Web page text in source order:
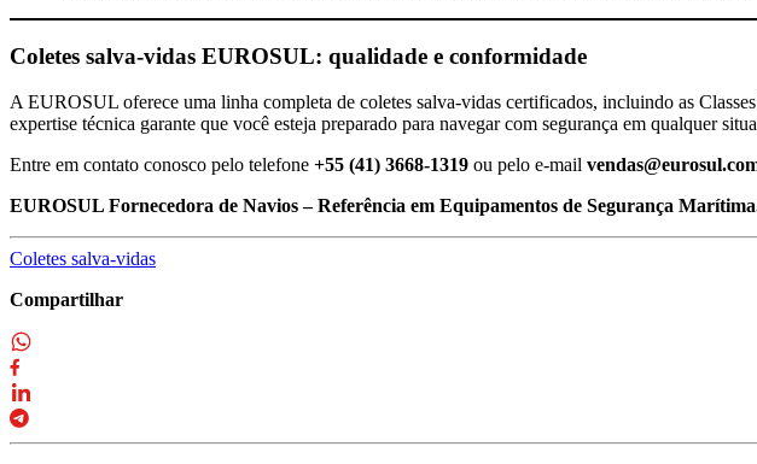
Coletes salva-vidas EUROSUL: qualidade e conformidade
A EUROSUL oferece uma linha completa de coletes salva-vidas certificados, incluindo as
expertise técnica garante que você esteja preparado para navegar com segurança em qualquer
Entre em contato conosco pelo telefone +55 (41) 3668-1319 ou pelo e-mail
EUROSUL Fornecedora de Navios – Referência em Equipamentos de Segurança
Coletes salva-vidas
Compartilhar